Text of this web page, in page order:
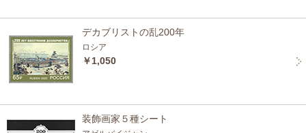
デカブリストの乱200年
ロシア
￥1,050
装飾画家５種シート